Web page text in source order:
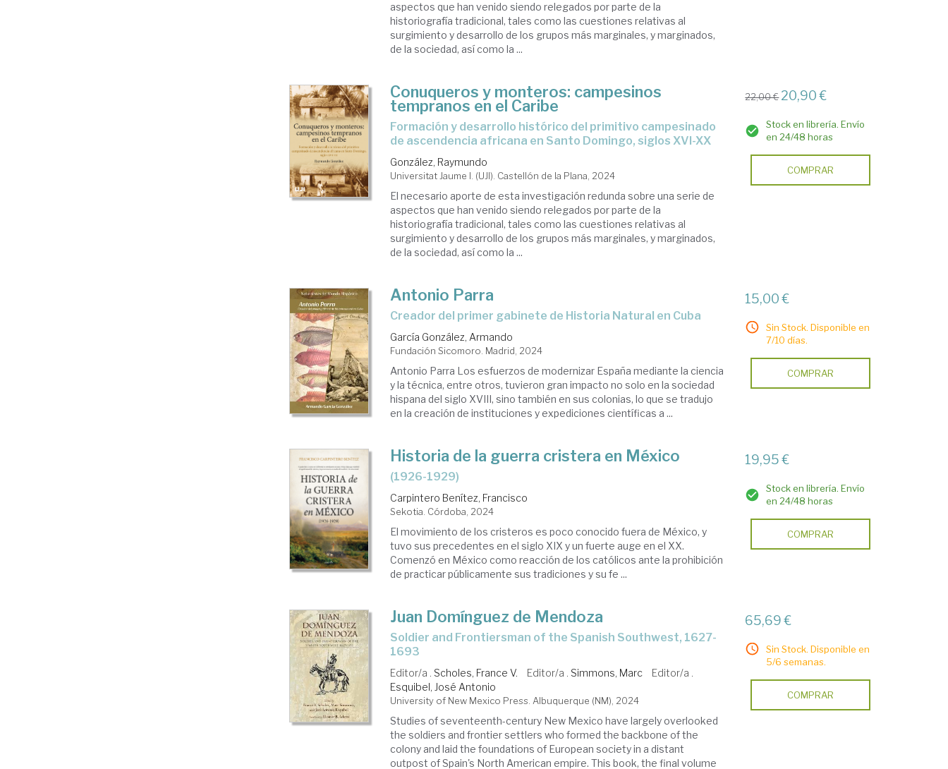
aspectos que han venido siendo relegados por parte de la
historiografía tradicional, tales como las cuestiones relativas al
surgimiento y desarrollo de los grupos más marginales, y marginados,
de la sociedad, así como la ...
Conuqueros y monteros: campesinos
tempranos en el Caribe
Formación y desarrollo histórico del primitivo campesinado
de ascendencia africana en Santo Domingo, siglos XVI-XX
González, Raymundo
Universitat Jaume I. (UJI). Castellón de la Plana, 2024
El necesario aporte de esta investigación redunda sobre una serie de
aspectos que han venido siendo relegados por parte de la
historiografía tradicional, tales como las cuestiones relativas al
surgimiento y desarrollo de los grupos más marginales, y marginados,
de la sociedad, así como la ...
22,00 € 20,90 €
Stock en librería. Envío
en 24/48 horas
COMPRAR
Antonio Parra
creador del primer gabinete de Historia Natural en Cuba
García González, Armando
Fundación Sicomoro. Madrid, 2024
Antonio Parra Los esfuerzos de modernizar España mediante la ciencia
y la técnica, entre otros, tuvieron gran impacto no solo en la sociedad
hispana del siglo XVIII, sino también en sus colonias, lo que se tradujo
en la creación de instituciones y expediciones científicas a ...
15,00 €
Sin Stock. Disponible en
7/10 días.
COMPRAR
Historia de la guerra cristera en México
(1926-1929)
Carpintero Benítez, Francisco
Sekotia. Córdoba, 2024
El movimiento de los cristeros es poco conocido fuera de México, y
tuvo sus precedentes en el siglo XIX y un fuerte auge en el XX.
Comenzó en México como reacción de los católicos ante la prohibición
de practicar públicamente sus tradiciones y su fe ...
19,95 €
Stock en librería. Envío
en 24/48 horas
COMPRAR
Juan Domínguez de Mendoza
Soldier and Frontiersman of the Spanish Southwest, 1627-
1693
Editor/a . Scholes, France V. Editor/a . Simmons, Marc
Editor/a .
Esquibel, José Antonio
University of New Mexico Press. Albuquerque (NM), 2024
Studies of seventeenth-century New Mexico have largely overlooked
the soldiers and frontier settlers who formed the backbone of the
colony and laid the foundations of European society in a distant
outpost of Spain's North American empire. This book, the final volume
65,69 €
Sin Stock. Disponible en
5/6 semanas.
COMPRAR